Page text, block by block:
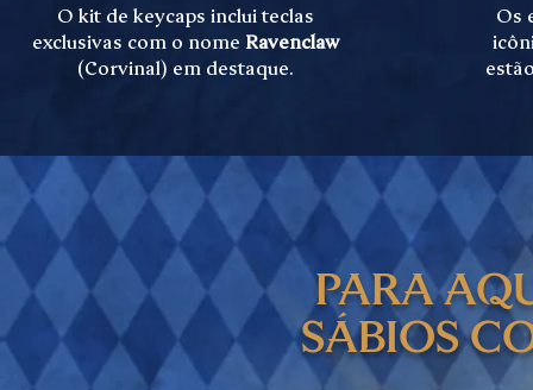
O kit de keycaps inclui teclas
exclusivas com o nome Ravenclaw
(Corvinal) em destaque.
Os
para
sábios